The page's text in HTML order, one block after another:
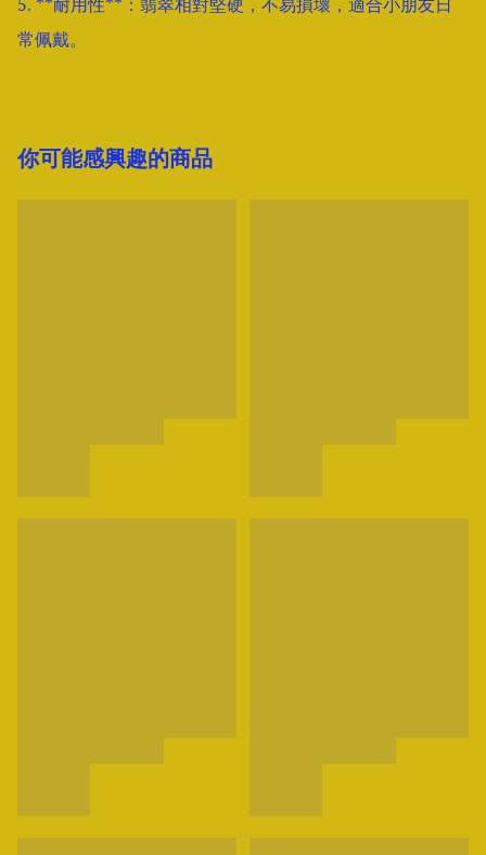
常佩戴。
你可能感興趣的商品